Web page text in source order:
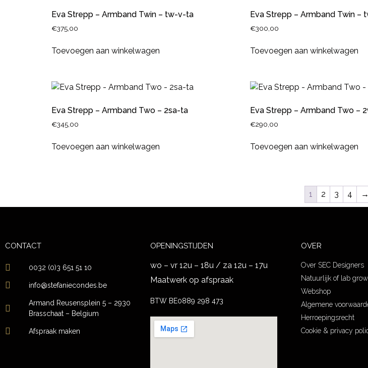
Eva Strepp – Armband Twin – tw-v-ta
€375,00
Toevoegen aan winkelwagen
Eva Strepp – Armband Twin –
€300,00
Toevoegen aan winkelwagen
Eva Strepp – Armband Two – 2sa-ta
€345,00
Toevoegen aan winkelwagen
Eva Strepp – Armband Two –
€290,00
Toevoegen aan winkelwagen
1 2 3 4 →
CONTACT
0032 (0)3 651 51 10
info@stefaniecondes.be
Armand Reusensplein 5 – 2930
Brasschaat – Belgium
Afspraak maken
OPENINGSTIJDEN
wo – vr 12u – 18u / za 12u – 17u
Maatwerk op afspraak
BTW BE0889 298 473
OVER
Over SEC Designers
Natuurlijk of lab
Webshop
Algemene
Herroepingsrecht
Cookie & privacy